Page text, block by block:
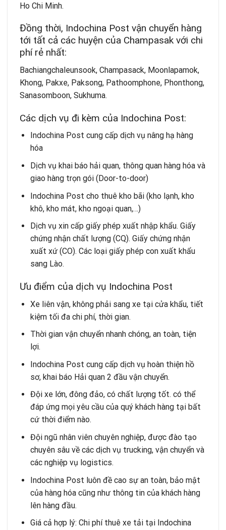
Ho Chi Minh.
Đồng thời, Indochina Post vận chuyển hàng
tới tất cả các huyện của Champasak với chi
phí rẻ nhất:
Bachiangchaleunsook, Champasack, Moonlapamok,
Khong, Pakxe, Paksong, Pathoomphone, Phonthong,
Sanasomboon, Sukhuma.
Các dịch vụ đi kèm của Indochina Post:
Indochina Post cung cấp dịch vụ nâng hạ hàng
hóa
Dịch vụ khai báo hải quan, thông quan hàng hóa và
giao hàng trọn gói (Door-to-door)
Indochina Post cho thuê kho bãi(kho lạnh, kho
khô, kho mát, kho ngoại quan,…)
Dịch vụ xincấp giấy phép xuất nhập khẩu. Giấy
chứng nhận chất lượng (CQ). Giấy chứng nhận
xuất xứ (CO). Các loại giấy phép con xuất khẩu
sang Lào.
Ưu điểm của dịch vụ Indochina Post
Xe liên vận, không phải sang xe tại cửa khẩu, tiết
kiệm tối đa chi phí, thời gian.
Thời gian vận chuyển nhanh chóng, an toàn, tiện
lợi.
Indochina Post cung cấp dịch vụ hoàn thiện hồ
sơ, khai báo Hải quan 2 đầu vận chuyển.
Đội xe lớn, đông đảo, có chất lượng tốt. có thể
đáp ứng mọi yêu cầu của quý khách hàng tại bất
cứ thời điểm nào.
Đội ngũ nhân viên chuyên nghiệp, được đào tạo
chuyên sâu về các dịch vụ trucking, vận chuyển và
các nghiệp vụ logistics.
Indochina Post luôn đề cao sự an toàn, bảo mật
của hàng hóa cũng như thông tin của khách hàng
lên hàng đầu.
Giá cả hợp lý: Chi phí thuê xe tải tại Indochina